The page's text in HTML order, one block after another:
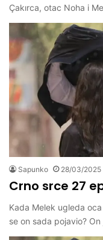
Çakırca, otac Noha i
Sapunko 28/03/2025
Crno srce 27
Kada Melek ugleda
se on sada pojavio?